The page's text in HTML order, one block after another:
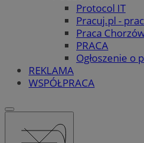
Protocol IT
Pracuj.pl -
Praca
PRACA
Ogłoszenie o
REKLAMA
WSPÓŁPRACA